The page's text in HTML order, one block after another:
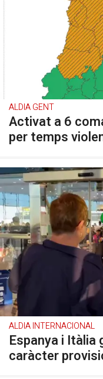
ALDIA GENT
Activat a 6
per temps
ALDIA INTERNACIONAL
Espanya i Itàlia
caràcter